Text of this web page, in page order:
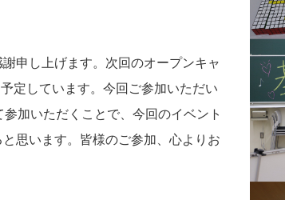
申し上げます。次回のオープンキャ
定しています。今回ご参加いただい
加いただくことで、今回のイベント
思います。皆様のご参加、心よりお